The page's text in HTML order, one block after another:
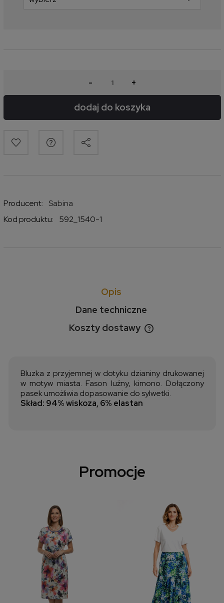
- +
dodaj do koszyka
Producent:
Sabina
Kod produktu:
592_1540-1
Opis
Dane techniczne
Koszty dostawy
Cena nie zawiera ewentualnych kosztów płatności
Bluzka z przyjemnej w dotyku dzianiny drukowanej
w motyw miasta. Fason luźny, kimono. Dołączony
pasek umożliwia dopasowanie do sylwetki.
Skład: 94% wiskoza, 6% elastan
Promocje